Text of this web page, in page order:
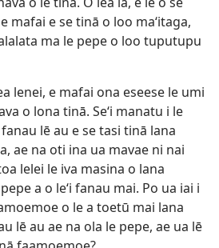
mafai e se tinā o loo maʻitaga,
ma le pepe o loo tuputupu
lenei, e mafai ona eseese le umi
o lona tinā. Seʻi manatu i le
fanau lē au e se tasi tinā lana
ae na oti ina ua mavae ni nai
lelei le iva masina o lana
a o leʻi fanau mai. Po ua iai i
o le a toetū mai lana
lē au ae na ola le pepe, ae ua lē